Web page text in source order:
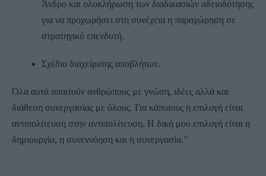
Άνδρο και ολοκλήρωση των διαδικασιών αδειοδότησης
για να προχωρήσει στη συνέχεια η παραχώρηση σε
στρατηγικό επενδυτή.
Σχέδιο διαχείρισης αποβλήτων.
Όλα αυτά απαιτούν ανθρώπους με γνώση, ιδέες αλλά και
διάθεση συνεργασίας με όλους. Για κάποιους η επιλογή είναι
αντιπολίτευση στην αντιπολίτευση. Η δική μου επιλογή είναι η
δημιουργία, η συνεννόηση και η συνεργασία.’’